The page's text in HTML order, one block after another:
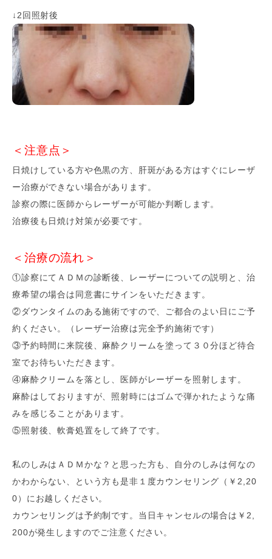
↓2回照射後
＜注意点＞
日焼けしている方や色黒の方、肝斑がある方はすぐにレーザ
ー治療ができない場合があります。
診察の際に医師からレーザーが可能か判断します。
治療後も日焼け対策が必要です。
＜ 治療の流れ ＞
①診察にてＡＤＭの診断後、レーザーについての説明と、治
療希望の場合は同意書にサインをいただきます。
②ダウンタイムのある施術ですので、ご都合のよい日にご予
約ください。（レーザー治療は完全予約施術です）
③予約時間に来院後、麻酔クリームを塗って３０分ほど待合
室でお待ちいただきます。
④麻酔クリームを落とし、医師がレーザーを照射します。
麻酔はしておりますが、照射時にはゴムで弾かれたような痛
みを感じることがあります。
⑤照射後、軟膏処置をして終了です。
私のしみはＡＤＭかな？と思った方も、自分のしみは何なの
かわからない、という方も是非１度カウンセリング（￥2,20
0）にお越しください。
カウンセリングは予約制です。当日キャンセルの場合は￥2,
200が発生しますのでご注意ください。